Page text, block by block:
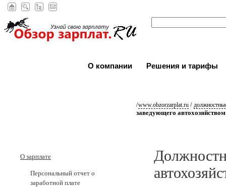
О компании Решения и тарифы
/www.obzorzarplat.ru /
заведующего автохозяйством
О зарплате
Персональный отчет о
заработной плате